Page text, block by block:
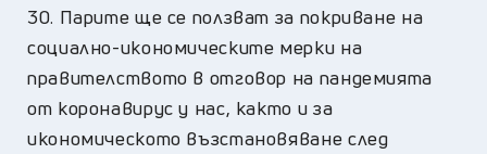
30. Парите ще се ползват за покриване на
социално-икономическите мерки на
правителството в отговор на пандемията
от коронавирус у нас, както и за
икономическото възстановяване след